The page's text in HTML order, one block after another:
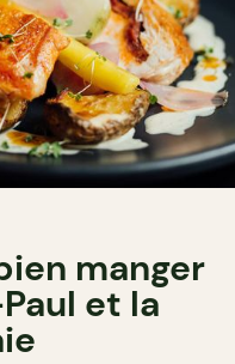
manger
et la